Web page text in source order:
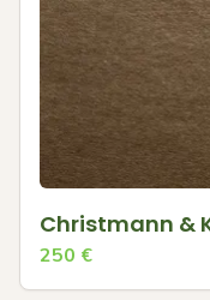
Christmann &
250 €